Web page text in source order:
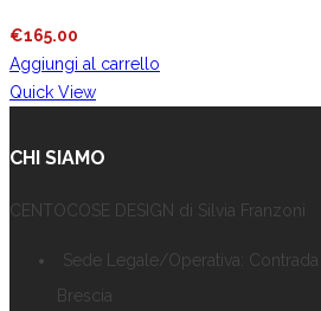
€165.00
Aggiungi al carrello
Quick View
CHI SIAMO
CENTOCOSE DESIGN di Silvia Franzoni
Sede Legale/Operativa:
Brescia